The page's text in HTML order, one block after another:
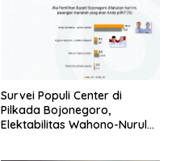
Survei Populi Center di
Pilkada Bojonegoro,
Elektabilitas Wahono-Nurul